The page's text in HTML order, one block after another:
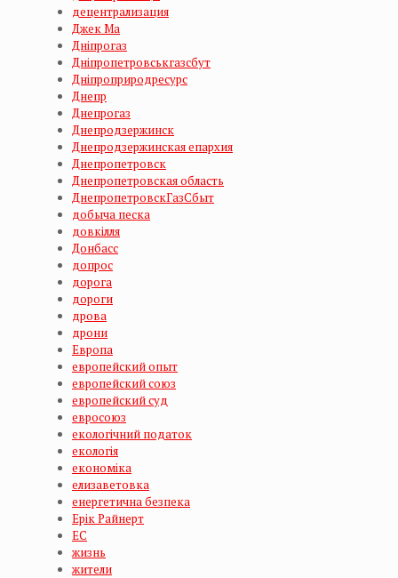
децентрализация
Джек Ма
Дніпрогаз
Дніпропетровськгазсбут
Дніпроприродресурс
Днепр
Днепрогаз
Днепродзержинск
Днепродзержинская епархия
Днепропетровск
Днепропетровская область
ДнепропетровскГазСбыт
добыча песка
довкілля
Донбасс
допрос
дорога
дороги
дрова
дрони
Европа
европейский опыт
европейский союз
европейский суд
евросоюз
екологічний податок
екологія
економіка
елизаветовка
енергетична безпека
Ерік Райнерт
ЕС
жизнь
жители